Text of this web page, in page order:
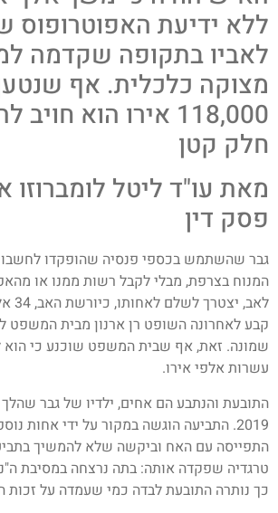
ללא ידיעת האפוטרופוס
לאביו בתקופה שקדמה
מצוקה כלכלית. אף
118,000 אירו הוא
חלק קטן
מאת עו"ד ליטל
פסק דין
גבר שהשתמש בכספי פנסיה שהופקדו
המנוח בצרפת, מבלי לקבל רשות ממנו או
קבע לאחרונה השופט רן ארנון מבית המשפט
שמונה. זאת, אף שבית המשפט שוכנע כי
עשרות אלפי אירו.
התובעת והנתבע הם אחים, ילדיו של גבר
2019. התביעה הוגשה במקור על ידי אחות
התפייסה עם האח וביקשה שלא להמשיך
כך נותרה התובעת לבדה כמי שעמדה על זכות